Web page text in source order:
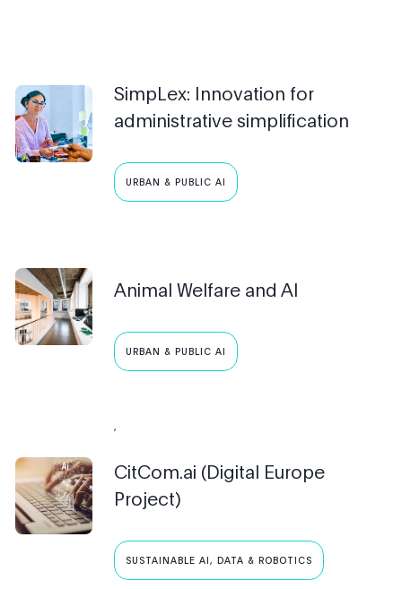
SimpLex: Innovation for
administrative simplification
URBAN & PUBLIC AI
Animal Welfare and AI
URBAN & PUBLIC AI
,
CitCom.ai (Digital Europe
Project)
SUSTAINABLE AI, DATA & ROBOTICS